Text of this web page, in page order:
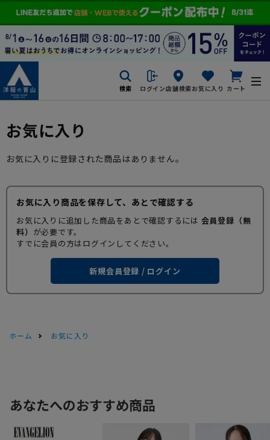
検索 ログイン店舗検索お気に入り カート
お気に入り
お気に入りに登録された商品はありません。
お気に入り商品を保存して、あとで確認する
お気に入りに追加した商品をあとで確認するには 会員登録（無
料） が必要です。
すでに会員の方はログインしてください。
新規会員登録 / ログイン
ホーム お気に入り